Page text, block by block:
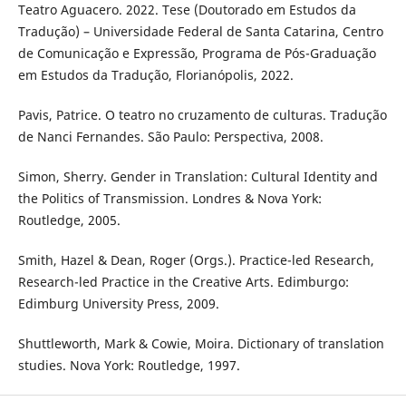
Teatro Aguacero. 2022. Tese (Doutorado em Estudos da
Tradução) – Universidade Federal de Santa Catarina, Centro
de Comunicação e Expressão, Programa de Pós-Graduação
em Estudos da Tradução, Florianópolis, 2022.
Pavis, Patrice. O teatro no cruzamento de culturas. Tradução
de Nanci Fernandes. São Paulo: Perspectiva, 2008.
Simon, Sherry. Gender in Translation: Cultural Identity and
the Politics of Transmission. Londres & Nova York:
Routledge, 2005.
Smith, Hazel & Dean, Roger (Orgs.). Practice-led Research,
Research-led Practice in the Creative Arts. Edimburgo:
Edimburg University Press, 2009.
Shuttleworth, Mark & Cowie, Moira. Dictionary of translation
studies. Nova York: Routledge, 1997.